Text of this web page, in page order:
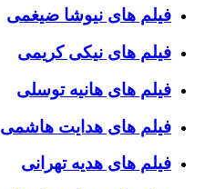
فیلم های نیوشا ضیغمی
فیلم های نیکی کریمی
فیلم های هانیه توسلی
فیلم های هدایت هاشمی
فیلم های هدیه تهرانی